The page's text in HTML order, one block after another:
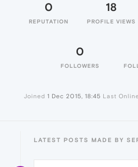
0
REPUTATION
18
PROFILE VIEWS
0
FOLLOWERS
Joined 1 Dec 2015, 18:45 Last
LATEST POSTS MADE BY